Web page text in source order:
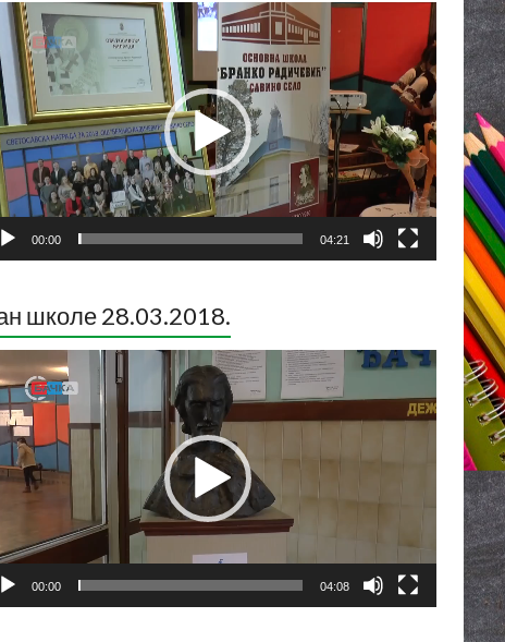
00:00 04:21
школе 28.03.2018.
00:00 04:08